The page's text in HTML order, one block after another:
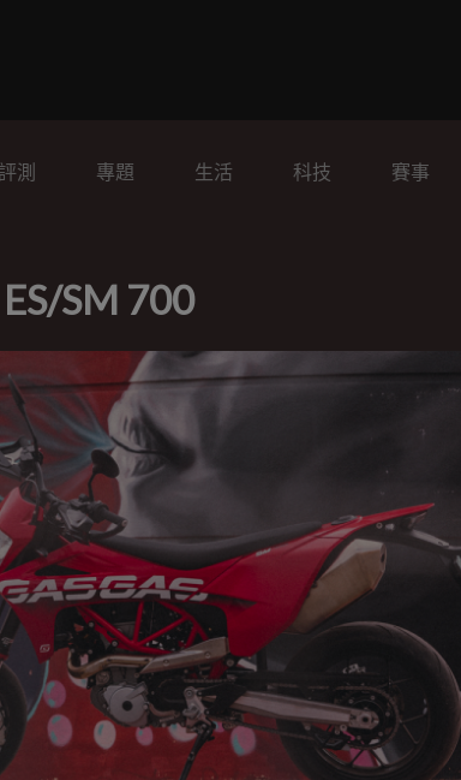
評測 專題 生活 科技 賽事
SM 700